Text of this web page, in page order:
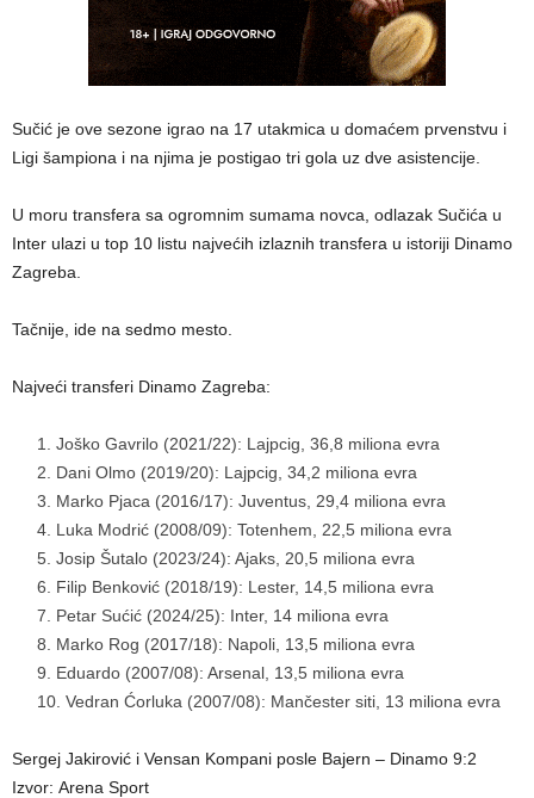
Sučić je ove sezone igrao na 17 utakmica u domaćem prvenstvu i
Ligi šampiona i na njima je postigao tri gola uz dve asistencije.
U moru transfera sa ogromnim sumama novca, odlazak Sučića u
Inter ulazi u top 10 listu najvećih izlaznih transfera u istoriji Dinamo
Zagreba.
Tačnije, ide na sedmo mesto.
Najveći transferi Dinamo Zagreba:
Joško Gavrilo (2021/22): Lajpcig, 36,8 miliona evra
Dani Olmo (2019/20): Lajpcig, 34,2 miliona evra
Marko Pjaca (2016/17): Juventus, 29,4 miliona evra
Luka Modrić (2008/09): Totenhem, 22,5 miliona evra
Josip Šutalo (2023/24): Ajaks, 20,5 miliona evra
Filip Benković (2018/19): Lester, 14,5 miliona evra
Petar Sućić (2024/25): Inter, 14 miliona evra
Marko Rog (2017/18): Napoli, 13,5 miliona evra
Eduardo (2007/08): Arsenal, 13,5 miliona evra
Vedran Ćorluka (2007/08): Mančester siti, 13 miliona evra
Sergej Jakirović i Vensan Kompani posle Bajern – Dinamo 9:2
Izvor: Arena Sport